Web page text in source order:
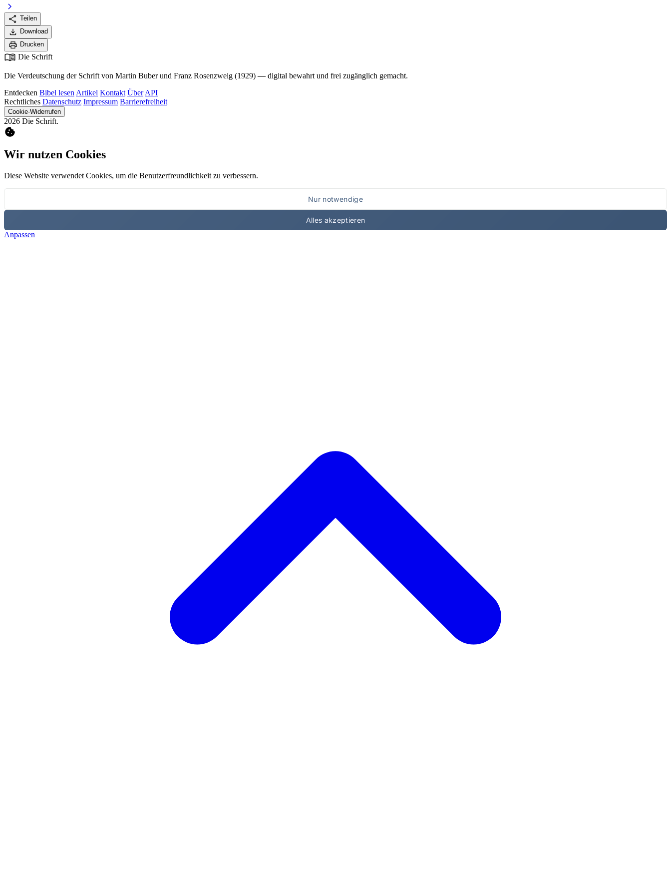
chevron_right
share Teilen
download Download
print Drucken
menu_book Die Schrift
Die Verdeutschung der Schrift von Martin Buber und Franz Rosenzweig (1929) — digital bewahrt und frei zugänglich gemacht.
Entdecken Bibel lesen Artikel Kontakt Über API
Rechtliches Datenschutz Impressum Barrierefreiheit
Cookie-Widerrufen
2026 Die Schrift.
cookie
Wir nutzen Cookies
Diese Website verwendet Cookies, um die Benutzerfreundlichkeit zu verbessern.
Nur notwendige
Alles akzeptieren
Anpassen